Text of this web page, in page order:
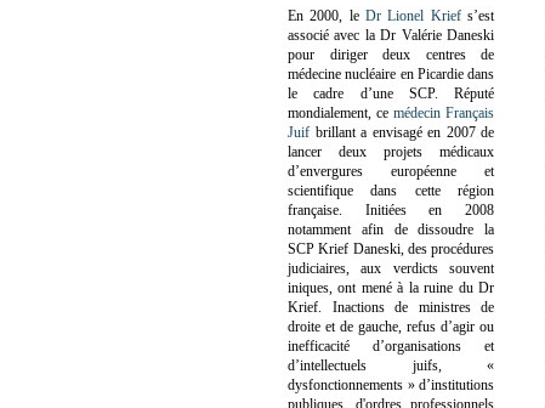
En 2000, le Dr Lionel Kriefs’est
associé avec la Dr Valérie Daneski
pour diriger deux centres de
médecine nucléaire en Picardie dans
le cadre d’une SCP. Réputé
mondialement, ce médecin Français
Juif brillant a envisagé en 2007 de
lancer deux projets médicaux
d’envergures européenne et
scientifique dans cette région
française. Initiées en 2008
notamment afin de dissoudre la
SCP Krief Daneski, des procédures
judiciaires, aux verdicts souvent
iniques, ont mené à la ruine du Dr
Krief. Inactions de ministres de
droite et de gauche, refus d’agir ou
inefficacité d’organisations et
d’intellectuels juifs, «
dysfonctionnements » d’institutions
publiques, d'ordres professionnels